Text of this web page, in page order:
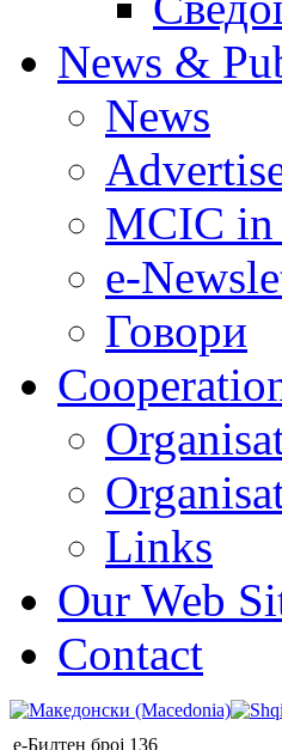
News &
News
MCIC in
e-
Говори
Links
Our Web
Contact
е-Билтен број 136